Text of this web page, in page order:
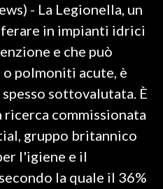
- La Legionella, un
in impianti idrici
e che può
polmoniti acute, è
sottovalutata. È
ricerca commissionata
gruppo britannico
l'igiene e il
la quale il 36%